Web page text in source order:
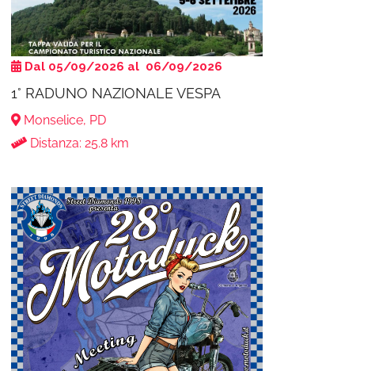
Dal 05/09/2026 al 06/09/2026
1° RADUNO NAZIONALE VESPA
Monselice, PD
Distanza: 25.8 km